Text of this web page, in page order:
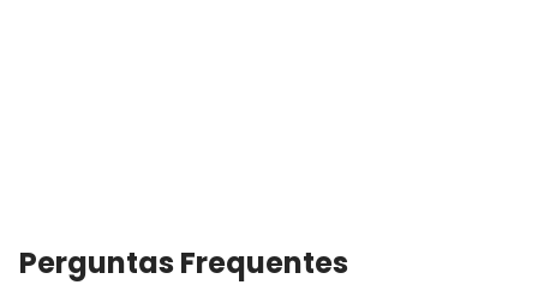
Perguntas Frequentes